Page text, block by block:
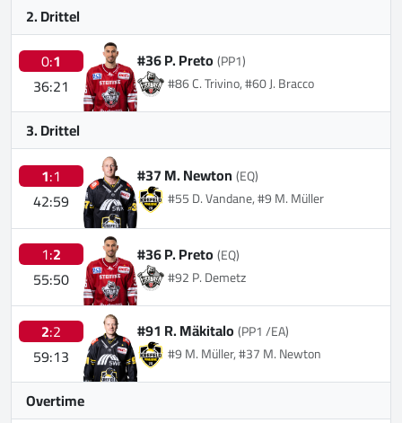
2. Drittel
0:1
36:21
#36 P. Preto(PP1)
#86 C. Trivino, #60 J. Bracco
3. Drittel
1:1
42:59
#37 M. Newton(EQ)
#55 D. Vandane, #9 M. Müller
1:2
55:50
#36 P. Preto(EQ)
#92 P. Demetz
2:2
59:13
#91 R. Mäkitalo(PP1 /EA)
#9 M. Müller, #37 M. Newton
Overtime